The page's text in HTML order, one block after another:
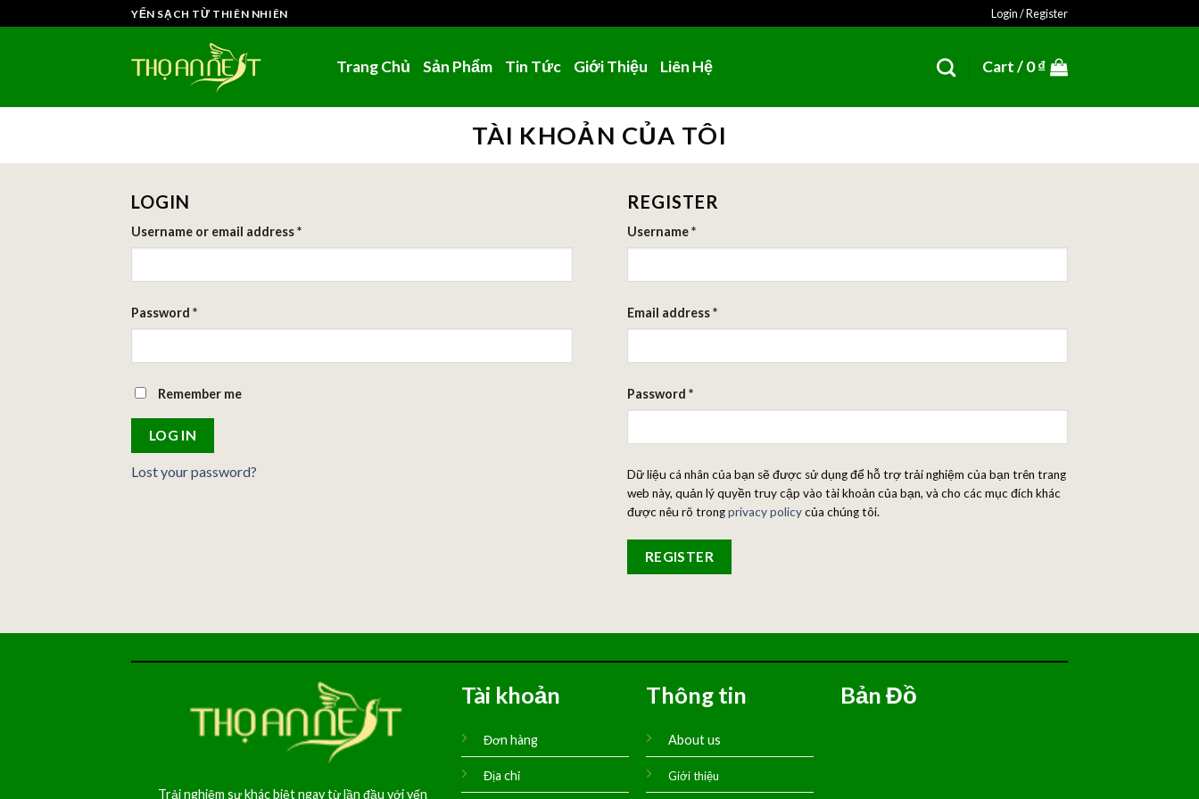
to
YẾN SẠCH TỪ THIÊN NHIÊN Login / Register
Trang Chủ Sản Phẩm Tin Tức Giới Thiệu Liên Hệ Cart /0₫
TÀI KHOẢN CỦA TÔI
LOGIN
Username or email address*
Password *
Remember me
LOG IN
Lost your password?
REGISTER
Username*
Email address*
Password *
Dữ liệu cá nhân của bạn sẽ được sử dụng để hỗ trợ trải nghiệm của bạn trên trang
web này, quản lý quyền truy cập vào tài khoản của bạn, và cho các mục đích khác
được nêu rõ trongprivacy policycủa chúng tôi.
REGISTER
Trải nghiệm sự khác biệt ngay từ lần đầu với yến
Tài khoản
Đơn hàng
Địa chỉ
Thông tin
About us
Giới thiệu
Bản Đồ